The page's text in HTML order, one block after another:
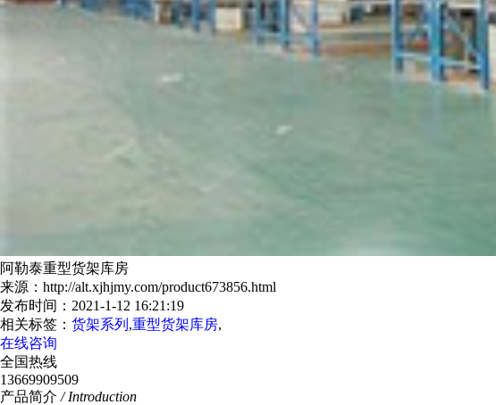
阿勒泰重型货架库房
来源：http://alt.xjhjmy.com/product673856.html
发布时间：2021-1-12 16:21:19
相关标签： 货架系列 ,重型货架库房,
在线咨询
全国热线
13669909509
产品简介 / Introduction